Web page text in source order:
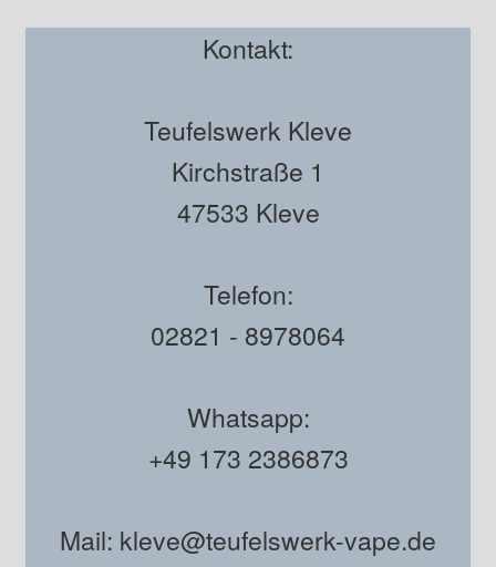
Kontakt:
Teufelswerk Kleve
Kirchstraße 1
47533 Kleve
Telefon:
02821 - 8978064
Whatsapp:
+49 173 2386873
Mail: kleve@teufelswerk-vape.de